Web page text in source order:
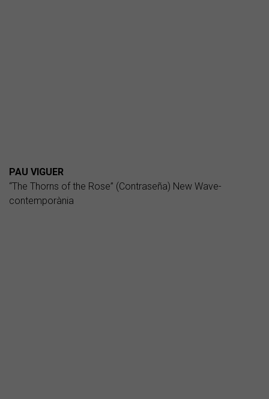
PAU VIGUER
“The Thorns of the Rose” (Contraseña) New Wave-
contemporània